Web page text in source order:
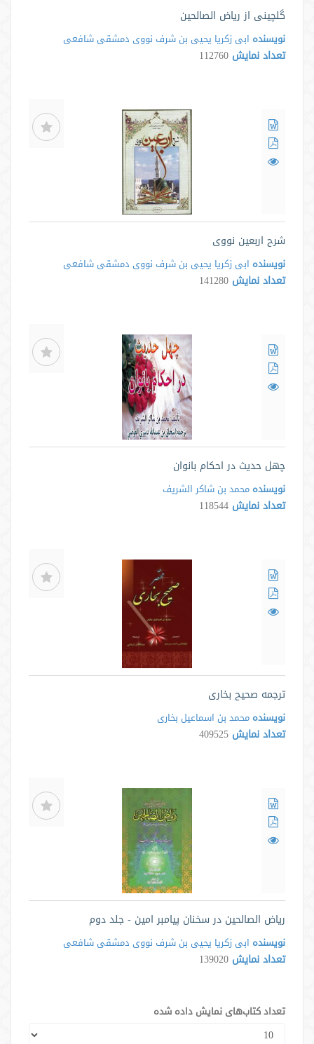
گلچینی از ریاض الصالحین
نویسنده ابی زکریا یحیی بن شرف نووی دمشقی شافعی
تعداد نمایش 112760
شرح اربعین نووی
نویسنده ابی زکریا یحیی بن شرف نووی دمشقی شافعی
تعداد نمایش 141280
چهل حدیث در احکام بانوان
نویسنده محمد بن شاکر الشریف
تعداد نمایش 118544
ترجمه صحیح بخاری
نویسنده محمد بن اسماعیل بخاری
تعداد نمایش 409525
ریاض الصالحین در سخنان پیامبر امین - جلد دوم
نویسنده ابی زکریا یحیی بن شرف نووی دمشقی شافعی
تعداد نمایش 139020
تعداد کتاب‌های نمایش داده شده